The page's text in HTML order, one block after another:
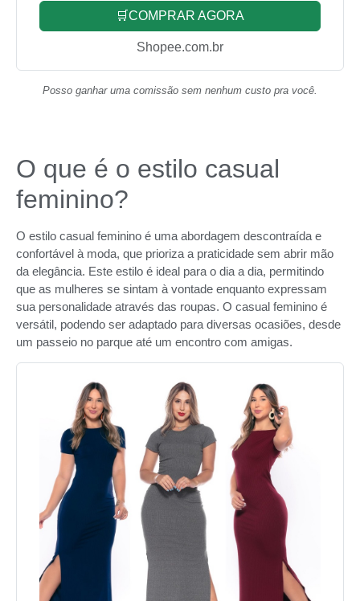
🛒COMPRAR AGORA
Shopee.com.br
Posso ganhar uma comissão sem nenhum custo pra você.
O que é o estilo casual
feminino?
O estilo casual feminino é uma abordagem descontraída e
confortável à moda, que prioriza a praticidade sem abrir mão
da elegância. Este estilo é ideal para o dia a dia, permitindo
que as mulheres se sintam à vontade enquanto expressam
sua personalidade através das roupas. O casual feminino é
versátil, podendo ser adaptado para diversas ocasiões, desde
um passeio no parque até um encontro com amigas.